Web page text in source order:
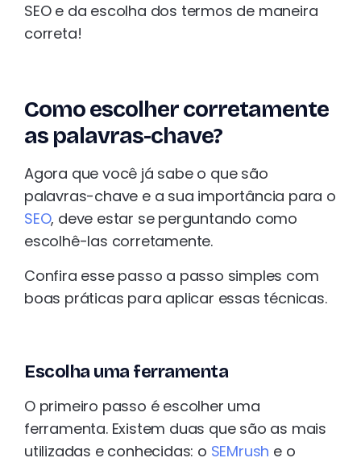
SEO e da escolha dos termos de maneira
correta!
Como escolher corretamente
as palavras-chave?
Agora que você já sabe o que são
palavras-chave e a sua importância para o
SEO, deve estar se perguntando como
escolhê-las corretamente.
Confira esse passo a passo simples com
boas práticas para aplicar essas técnicas.
Escolha uma ferramenta
O primeiro passo é escolher uma
ferramenta. Existem duas que são as mais
utilizadas e conhecidas: o SEMrush e o